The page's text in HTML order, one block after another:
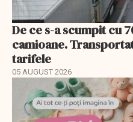
De ce s-a scumpit cu
camioane.
tarifele
05 AUGUST 2026